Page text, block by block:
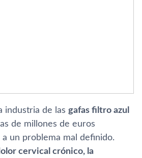
industria de las gafas filtro azul
de millones de euros
un problema mal definido.
cervical crónico, la